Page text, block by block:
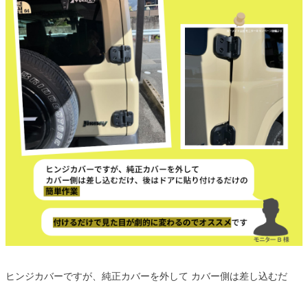
ヒンジカバーですが、純正カバーを外して カバー側は差し込むだ